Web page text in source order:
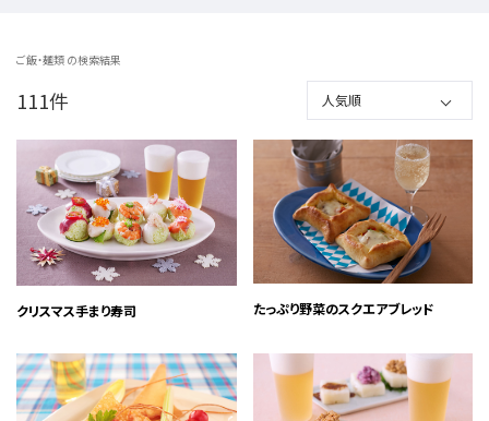
ご飯・麺類 の検索結果
111件
クリスマス手まり寿司 たっぷり野菜のスクエアブレッド